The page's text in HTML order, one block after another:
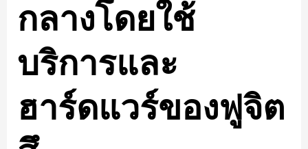
กลางโดยใช้
บริการและ
ฮาร์ดแวร์ของฟูจิต